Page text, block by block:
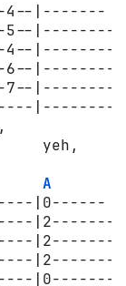
|-------
|--------
4--|--------
|--------
|--------
yeh,
A
|0------
|2-------
|2-------
|2-------
|0-------